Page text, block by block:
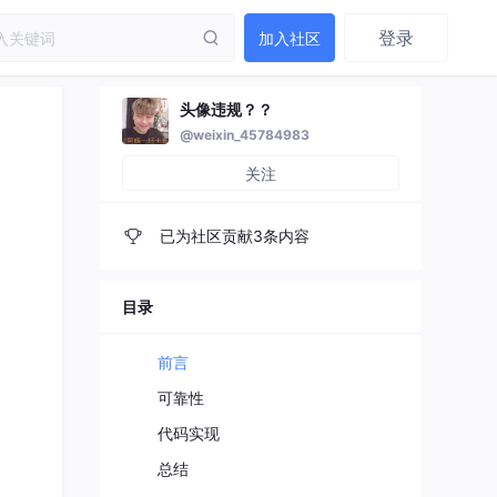
加入社区 登录
头像违规？？
@weixin_45784983
关注
已为社区贡献3条内容
目录
前言
可靠性
代码实现
总结